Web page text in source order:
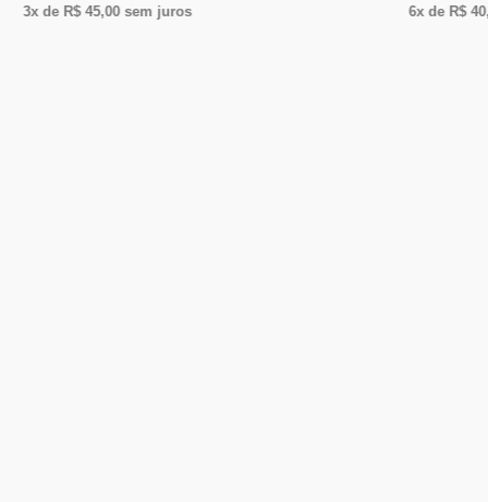
3x de R$ 45,00sem juros 6x de R$